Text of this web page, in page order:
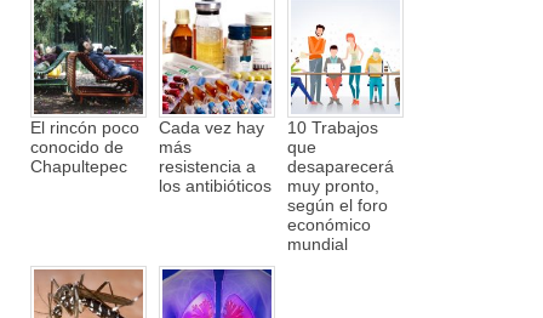
El rincón poco
conocido de
Chapultepec
Cada vez hay
más
resistencia a
los antibióticos
10 Trabajos
que
desaparecerá
muy pronto,
según el foro
económico
mundial